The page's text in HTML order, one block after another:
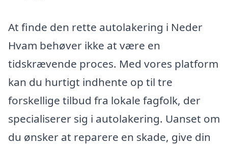
At finde den rette autolakering i Neder
Hvam behøver ikke at være en
tidskrævende proces. Med vores platform
kan du hurtigt indhente op til tre
forskellige tilbud fra lokale fagfolk, der
specialiserer sig i autolakering. Uanset om
du ønsker at reparere en skade, give din